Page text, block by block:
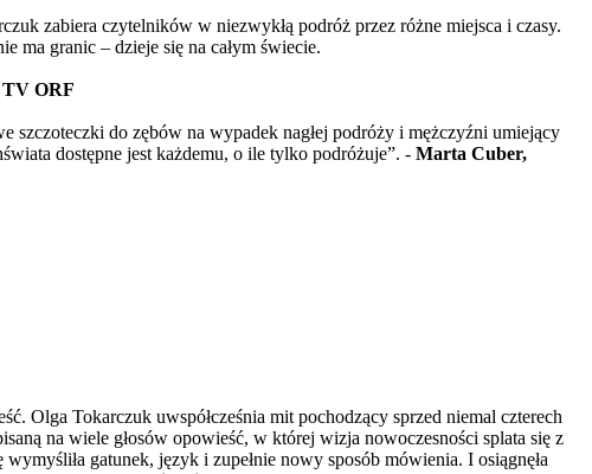
zabiera czytelników w niezwykłą podróż przez różne miejsca i czasy.
ma granic – dzieje się na całym świecie.
TV ORF
szczoteczki do zębów na wypadek nagłej podróży i mężczyźni umiejący
dostępne jest każdemu, o ile tylko podróżuje”. - Marta Cuber,
Olga Tokarczuk uwspółcześnia mit pochodzący sprzed niemal czterech
na wiele głosów opowieść, w której wizja nowoczesności splata się z
gatunek, język i zupełnie nowy sposób mówienia. I osiągnęła